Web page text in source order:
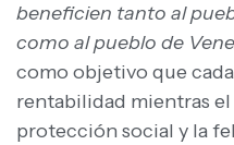
beneficien tanto al
como al pueblo de
como objetivo que
rentabilidad mientras el
protección social y la